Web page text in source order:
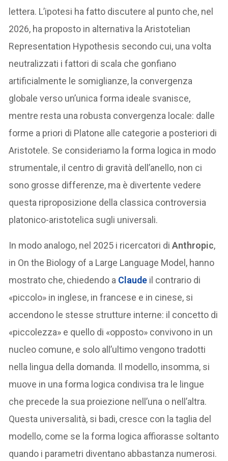
lettera. L’ipotesi ha fatto discutere al punto che, nel
2026, ha proposto in alternativa la Aristotelian
Representation Hypothesis secondo cui, una volta
neutralizzati i fattori di scala che gonfiano
artificialmente le somiglianze, la convergenza
globale verso un’unica forma ideale svanisce,
mentre resta una robusta convergenza locale: dalle
forme a priori di Platone alle categorie a posteriori di
Aristotele. Se consideriamo la forma logica in modo
strumentale, il centro di gravità dell’anello, non ci
sono grosse differenze, ma è divertente vedere
questa riproposizione della classica controversia
platonico-aristotelica sugli universali.
In modo analogo, nel 2025 i ricercatori diAnthropic,
in On the Biology of a Large Language Model, hanno
mostrato che, chiedendo a Claude il contrario di
«piccolo» in inglese, in francese e in cinese, si
accendono le stesse strutture interne: il concetto di
«piccolezza» e quello di «opposto» convivono in un
nucleo comune, e solo all’ultimo vengono tradotti
nella lingua della domanda. Il modello, insomma, si
muove in una forma logica condivisa tra le lingue
che precede la sua proiezione nell’una o nell’altra.
Questa universalità, si badi, cresce con la taglia del
modello, come se la forma logica affiorasse soltanto
quando i parametri diventano abbastanza numerosi.